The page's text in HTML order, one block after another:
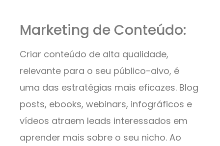
Marketing de Conteúdo:
Criar conteúdo de alta qualidade,
relevante para o seu público-alvo, é
uma das estratégias mais eficazes. Blog
posts, ebooks, webinars, infográficos e
vídeos atraem leads interessados em
aprender mais sobre o seu nicho. Ao